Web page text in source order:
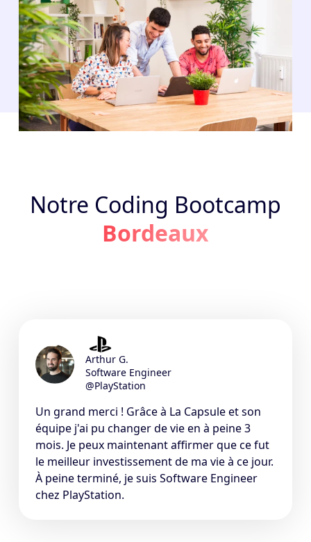
Notre Coding Bootcamp
Bordeaux
Arthur G.
Software Engineer
@PlayStation
Un grand merci ! Grâce à La Capsule et son
équipe j'ai pu changer de vie en à peine 3
mois. Je peux maintenant affirmer que ce fut
le meilleur investissement de ma vie à ce jour.
À peine terminé, je suis Software Engineer
chez PlayStation.